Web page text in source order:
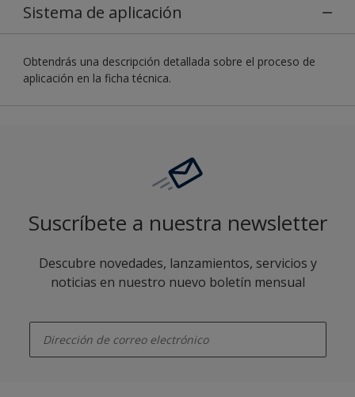
Sistema de aplicación
Obtendrás una descripción detallada sobre el proceso de
aplicación en la ficha técnica.
Suscríbete a nuestra newsletter
Descubre novedades, lanzamientos, servicios y
noticias en nuestro nuevo boletín mensual